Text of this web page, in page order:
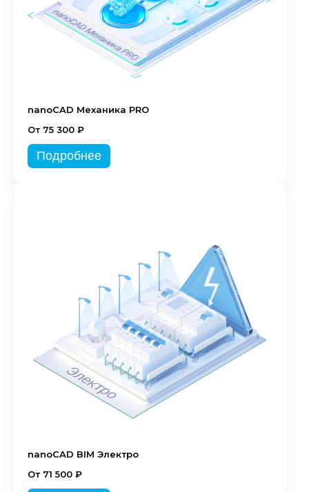
nanoCAD Механика PRO
От 75 300 ₽
Подробнее
nanoCAD BIM Электро
От 71 500 ₽